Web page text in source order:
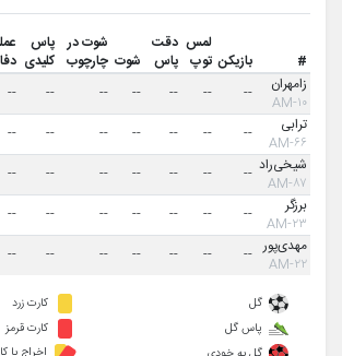
# بازیکن
لمس
توپ
دقت
پاس
شوت
شوت در
چارچوب
پاس
کلیدی
زامهران
۱۰-AM
--
--
--
--
--
--
--
ترابی
۶۶-AM
--
--
--
--
--
--
--
شیخی‌راد
۸۷-AM
--
--
--
--
--
--
--
برزگر
۲۳-AM
--
--
--
--
--
--
--
مهدی‌پور
۲۲-AM
--
--
--
--
--
--
--
گل
پاس گل
کارت زرد
کارت قرمز
اخراج با